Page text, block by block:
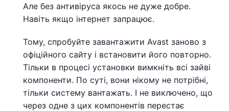
Але без антивіруса якось не дуже добре.
Навіть якщо інтернет запрацює.
Тому, спробуйте завантажити Avast заново з
офіційного сайту і встановити його повторно.
Тільки в процесі установки вимкніть всі зайві
компоненти. По суті, вони нікому не потрібні,
тільки систему вантажать. І не виключено, що
через одне з цих компонентів перестає